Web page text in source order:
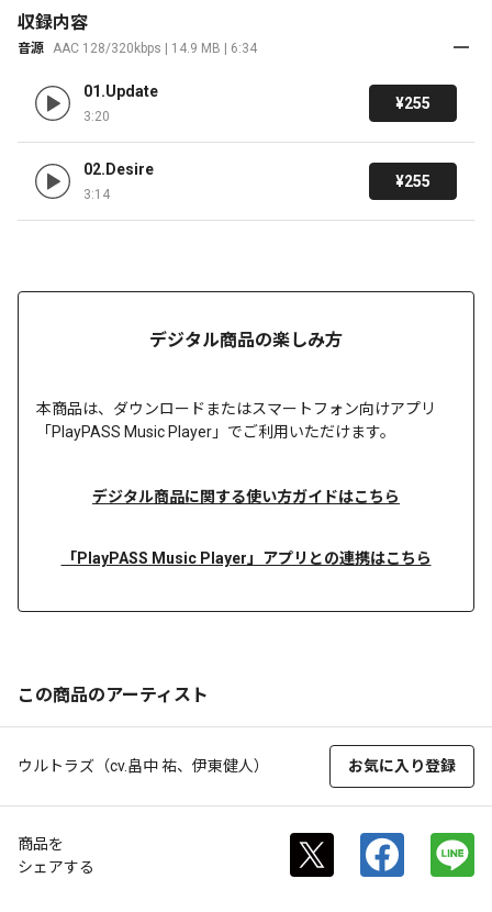
収録内容
音源 AAC 128/320kbps | 14.9 MB | 6:34
01.Update
3:20
¥255
02.Desire
3:14
¥255
デジタル商品の楽しみ方
本商品は、 ダウンロードまたはスマートフォン向けアプリ
「PlayPASS Music Player」でご利用いただけます。
デジタル商品に関する使い方ガイドはこちら
「PlayPASS Music Player」アプリとの連携はこちら
この商品のアーティスト
ウルトラズ（cv.畠中 祐、伊東健人） お気に入り登録
商品を
シェアする